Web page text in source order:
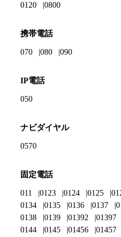
0120 0800
携帯電話
070 080 090
IP電話
050
ナビダイヤル
0570
固定電話
011 0123 0124 0125
0134
0135 0136 0137
0138
0139 01392 01397
0144
0145 01456 01457